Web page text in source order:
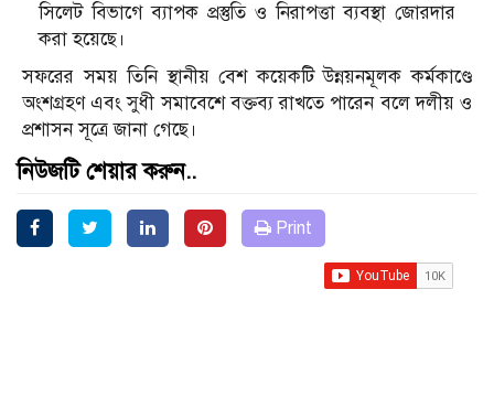
সিলেট বিভাগে ব্যাপক প্রস্তুতি ও নিরাপত্তা ব্যবস্থা জোরদার
করা হয়েছে।
সফরের সময় তিনি স্থানীয় বেশ কয়েকটি উন্নয়নমূলক কর্মকাণ্ডে
অংশগ্রহণ এবং সুধী সমাবেশে বক্তব্য রাখতে পারেন বলে দলীয় ও
প্রশাসন সূত্রে জানা গেছে।
নিউজটি শেয়ার করুন..
Print